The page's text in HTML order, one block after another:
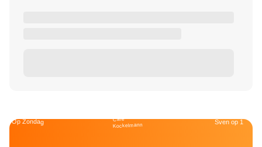
Op Zondag Café
Kockelmann Sven op 1